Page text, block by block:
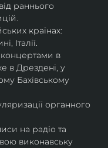
раннього
країнах:
Італії.
концертами в
в Дрездені, у
Бахівському
органного
на радіо та
виконавську